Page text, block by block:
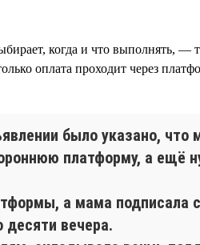
когда и что выполнять, —
оплата проходит через
было указано, что
платформу, а ещё
а мама подписала
вечера.